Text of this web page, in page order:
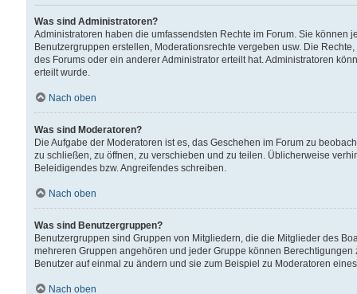
Was sind Administratoren?
Administratoren haben die umfassendsten Rechte im Forum. Sie können
Benutzergruppen erstellen, Moderationsrechte vergeben usw. Die
des Forums oder ein anderer Administrator erteilt hat. Administratoren
erteilt wurde.
Nach oben
Was sind Moderatoren?
Die Aufgabe der Moderatoren ist es, das Geschehen im Forum zu
zu schließen, zu öffnen, zu verschieben und zu teilen. Üblicherweise
Beleidigendes bzw. Angreifendes schreiben.
Nach oben
Was sind Benutzergruppen?
Benutzergruppen sind Gruppen von Mitgliedern, die die Mitglieder des
mehreren Gruppen angehören und jeder Gruppe können
Benutzer auf einmal zu ändern und sie zum Beispiel zu Moderatoren
Nach oben